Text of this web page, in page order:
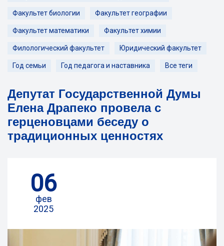
Факультет биологии Факультет географии
Факультет математики Факультет химии
Филологический факультет Юридический факультет
Год семьи Год педагога и наставника Все теги
Депутат Государственной Думы
Елена Драпеко провела с
герценовцами беседу о
традиционных ценностях
06
фев
2025